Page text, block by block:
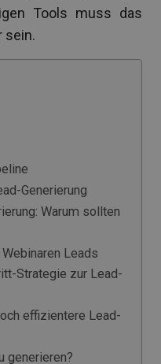
Tools muss das
sein.
Generierung
Warum sollten
Leads
Strategie zur Lead-
effizientere Lead-
generieren?